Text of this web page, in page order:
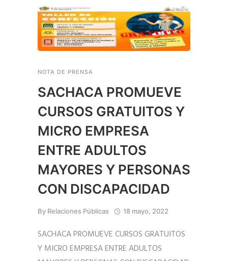
NOTA DE PRENSA
SACHACA PROMUEVE
CURSOS GRATUITOS Y
MICRO EMPRESA
ENTRE ADULTOS
MAYORES Y PERSONAS
CON DISCAPACIDAD
By Relaciones Públicas 18 mayo, 2022
SACHACA PROMUEVE CURSOS GRATUITOS
Y MICRO EMPRESA ENTRE ADULTOS